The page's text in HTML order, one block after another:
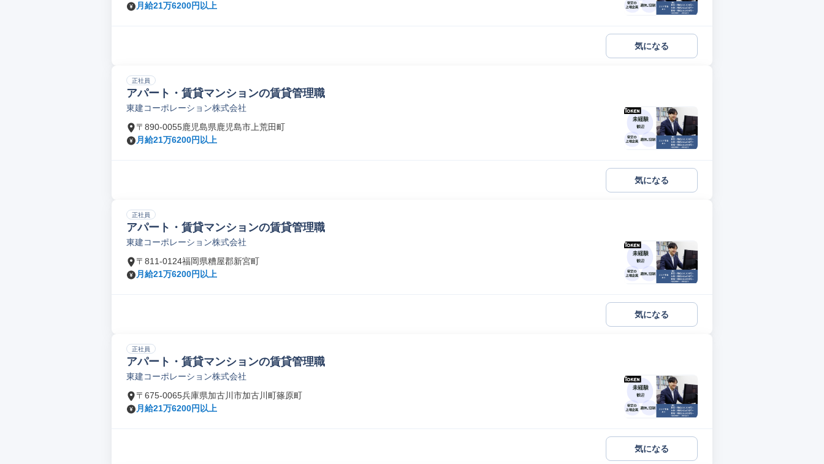
月給21万6200円以上
気になる
正社員
アパート・賃貸マンションの賃貸管理職
東建コーポレーション株式会社
〒890-0055鹿児島県鹿児島市上荒田町
月給21万6200円以上
気になる
正社員
アパート・賃貸マンションの賃貸管理職
東建コーポレーション株式会社
〒811-0124福岡県糟屋郡新宮町
月給21万6200円以上
気になる
正社員
アパート・賃貸マンションの賃貸管理職
東建コーポレーション株式会社
〒675-0065兵庫県加古川市加古川町篠原町
月給21万6200円以上
気になる